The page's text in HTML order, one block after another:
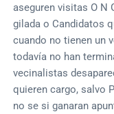
aseguren visitas O N
gilada o Candidatos
cuando no tienen un
todavía no han
vecinalistas
quieren cargo, salvo
no se si ganaran